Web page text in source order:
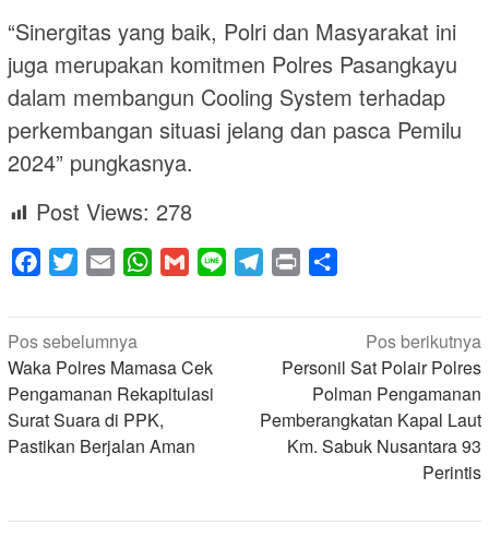
“Sinergitas yang baik, Polri dan Masyarakat ini
juga merupakan komitmen Polres Pasangkayu
dalam membangun Cooling System terhadap
perkembangan situasi jelang dan pasca Pemilu
2024” pungkasnya.
Post Views: 278
Facebook
Twitter Email WhatsApp
Gmail Line Telegram
Print
Navigasi
pos
Pos sebelumnya
Waka Polres Mamasa Cek
Pengamanan Rekapitulasi
Surat Suara di PPK,
Pastikan Berjalan Aman
Pos berikutnya
Personil Sat Polair Polres
Polman Pengamanan
Pemberangkatan Kapal Laut
Km. Sabuk Nusantara 93
Perintis